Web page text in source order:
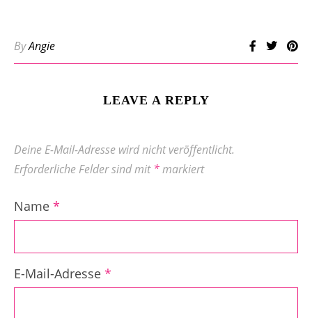
ByAngie
LEAVE A REPLY
Deine E-Mail-Adresse wird nicht veröffentlicht.
Erforderliche Felder sind mit*markiert
Name *
E-Mail-Adresse *